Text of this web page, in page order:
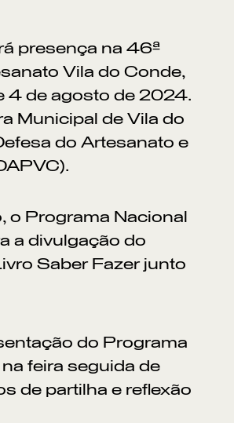
presença na 46ª
Vila do Conde,
4 de agosto de 2024.
Municipal de Vila do
do Artesanato e
o Programa Nacional
a divulgação do
Saber Fazer junto
do Programa
feira seguida de
de partilha e reflexão